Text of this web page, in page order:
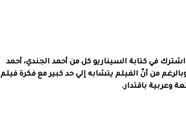
إخراج أحمد الجندي، اشترك في كتابة السيناريو كل من أحمد الجندي، أحمد
من أنّ الفيلم يتشابه إلي حد كبير مع فكرة فيلم
وعربية باقتدار.